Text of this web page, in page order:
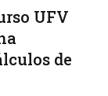
UFV
de